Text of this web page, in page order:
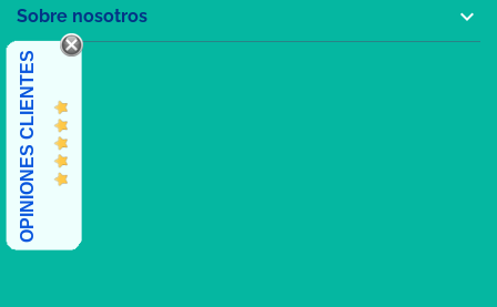
Sobre nosotros 
OPINIONES CLIENTES